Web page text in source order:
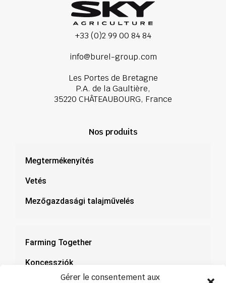
Gérer le consentement aux
+33 (0)2 99 00 84 84
info@burel-group.com
Les Portes de Bretagne
P.A. de la Gaultière,
35220 CHÂTEAUBOURG, France
Nos produits
Megtermékenyítés
Vetés
Mezőgazdasági talajművelés
Farming Together
Koncessziók